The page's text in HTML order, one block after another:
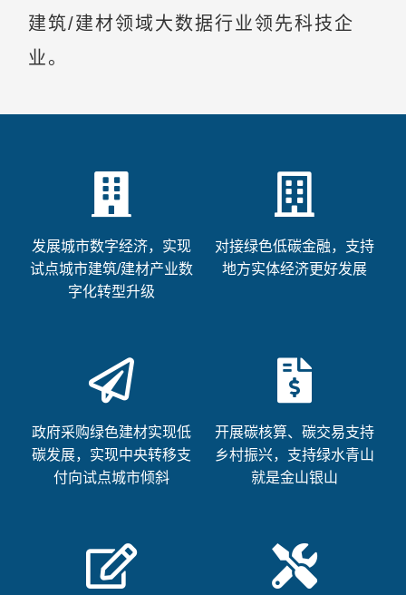
建筑/建材领域大数据行业领先科技企
业。
发展城市数字经济，实现
试点城市建筑/建材产业数
字化转型升级
对接绿色低碳金融，支持
地方实体经济更好发展
政府采购绿色建材实现低
碳发展，实现中央转移支
付向试点城市倾斜
开展碳核算、碳交易支持
乡村振兴，支持绿水青山
就是金山银山